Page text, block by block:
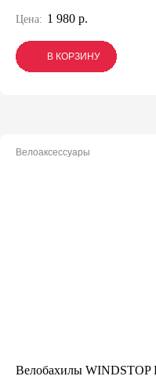
Цена: 1 980 р.
В КОРЗИНУ
В КОРЗИНУ
В КОРЗИНУ
Велоаксессуары
Велобахилы